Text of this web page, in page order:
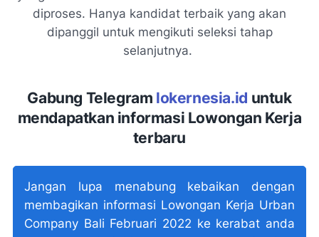
diproses. Hanya kandidat terbaik yang akan
dipanggil untuk mengikuti seleksi tahap
selanjutnya.
Gabung Telegram lokernesia.id untuk
mendapatkan informasi Lowongan Kerja
terbaru
Jangan lupa menabung kebaikan dengan
membagikan informasi Lowongan Kerja Urban
Company Bali Februari 2022 ke kerabat anda